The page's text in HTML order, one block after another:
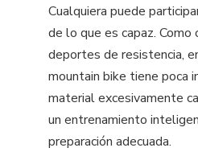
Cualquiera puede
de lo que es capaz. Como
deportes de resistencia,
mountain bike tiene poca
material excesivamente
un entrenamiento
preparación adecuada.